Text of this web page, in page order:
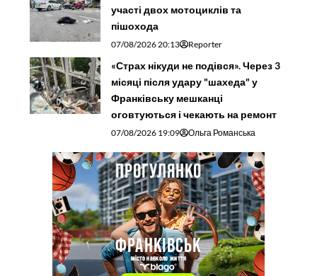
участі двох мотоциклів та
пішохода
07/08/2026 20:13 Reporter
«Страх нікуди не подівся». Через 3
місяці після удару "шахеда" у
Франківську мешканці
оговтуються і чекають на ремонт
07/08/2026 19:09 Ольга Романська